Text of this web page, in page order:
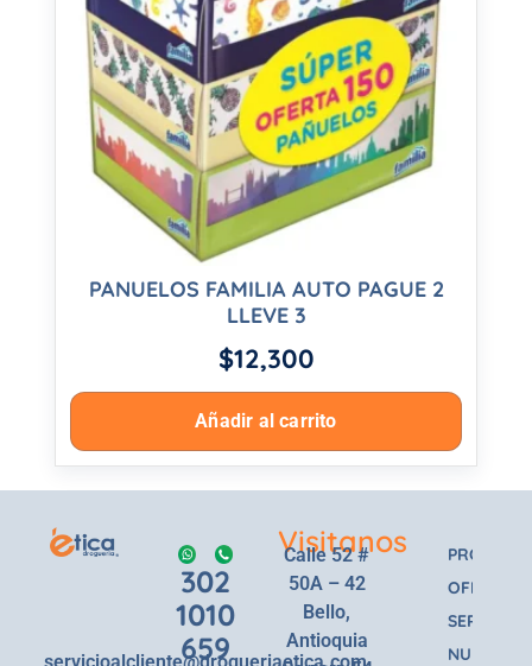
PANUELOS FAMILIA AUTO PAGUE 2
LLEVE 3
$12,300
Añadir al carrito
302
1010
659
Visitanos
Calle 52 #
50A – 42
Bello,
Antioquia
OFERTAS
SERVICIOS
NUESTRA